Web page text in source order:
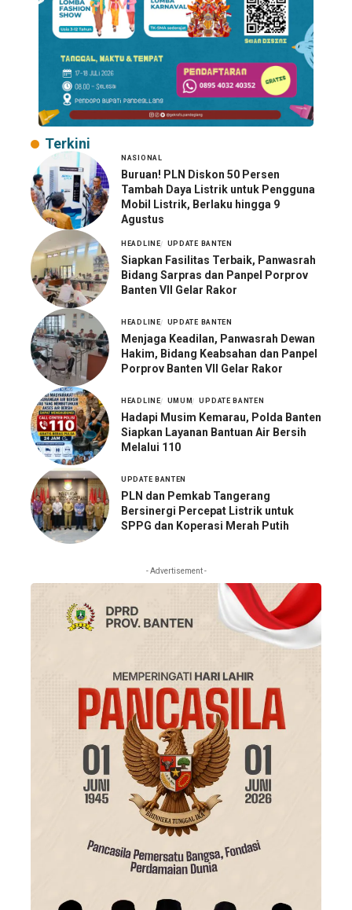
Terkini
NASIONAL
Buruan! PLN Diskon 50 Persen
Tambah Daya Listrik untuk Pengguna
Mobil Listrik, Berlaku hingga 9
Agustus
HEADLINE UPDATE BANTEN
Siapkan Fasilitas Terbaik, Panwasrah
Bidang Sarpras dan Panpel Porprov
Banten VII Gelar Rakor
HEADLINE UPDATE BANTEN
Menjaga Keadilan, Panwasrah Dewan
Hakim, Bidang Keabsahan dan Panpel
Porprov Banten VII Gelar Rakor
HEADLINE UMUM UPDATE BANTEN
Hadapi Musim Kemarau, Polda Banten
Siapkan Layanan Bantuan Air Bersih
Melalui 110
UPDATE BANTEN
PLN dan Pemkab Tangerang
Bersinergi Percepat Listrik untuk
SPPG dan Koperasi Merah Putih
- Advertisement -